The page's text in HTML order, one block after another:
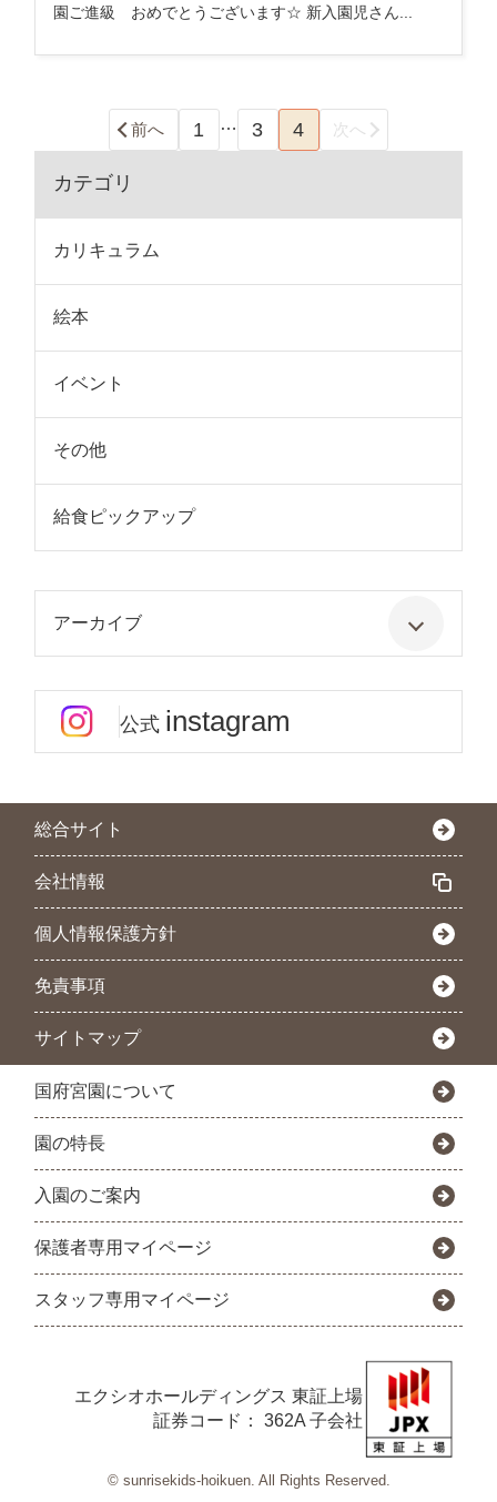
園ご進級 おめでとうございます☆ 新入園児さん...
前へ 1 … 3 4 次へ
カテゴリ
カリキュラム
絵本
イベント
その他
給食ピックアップ
アーカイブ
公式 instagram
総合サイト
会社情報
個人情報保護方針
免責事項
サイトマップ
国府宮園について
園の特長
入園のご案内
保護者専用マイページ
スタッフ専用マイページ
エクシオホールディングス 東証上場
証券コード： 362A 子会社
© sunrisekids-hoikuen. All Rights Reserved.